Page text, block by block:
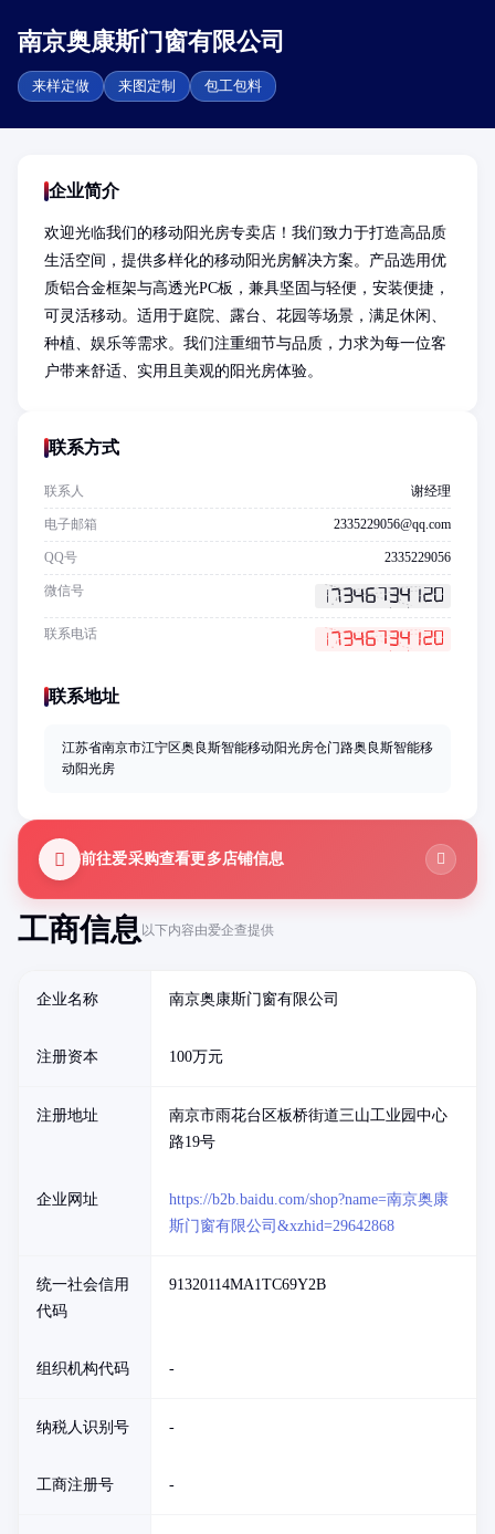
南京奥康斯门窗有限公司
来样定做 来图定制 包工包料
工商信息以下内容由爱企查提供
企业名称 南京奥康斯门窗有限公司
注册资本 100万元
注册地址
南京市雨花台区板桥街道三山工业园中心
路19号
企业网址
https://b2b.baidu.com/shop?name=南京奥康
斯门窗有限公司&xzhid=29642868
统一社会信用
代码
91320114MA1TC69Y2B
组织机构代码 -
纳税人识别号 -
工商注册号 -
企业简介
欢迎光临我们的移动阳光房专卖店！我们致力于打造高品质
生活空间，提供多样化的移动阳光房解决方案。产品选用优
质铝合金框架与高透光PC板，兼具坚固与轻便，安装便捷，
可灵活移动。适用于庭院、露台、花园等场景，满足休闲、
种植、娱乐等需求。我们注重细节与品质，力求为每一位客
户带来舒适、实用且美观的阳光房体验。
联系方式
联系人 谢经理
电子邮箱 2335229056@qq.com
QQ号 2335229056
微信号
联系电话
联系地址
江苏省南京市江宁区奥良斯智能移动阳光房仓门路奥良斯智能移
动阳光房
前往爱采购查看更多店铺信息